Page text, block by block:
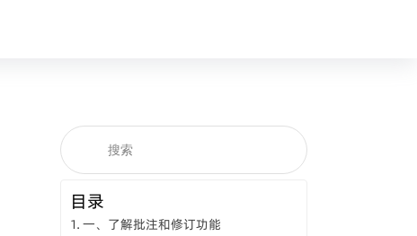
目录
一、了解批注和修订功能